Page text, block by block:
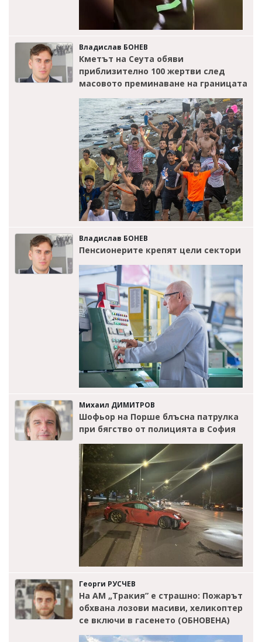
Владислав БОНЕВ
Кметът на Сеута обяви
приблизително 100 жертви след
масовото преминаване на границата
Владислав БОНЕВ
Пенсионерите крепят цели сектори
Михаил ДИМИТРОВ
Шофьор на Порше блъсна патрулка
при бягство от полицията в София
Георги РУСЧЕВ
На АМ „Тракия” е страшно: Пожарът
обхвана лозови масиви, хеликоптер
се включи в гасенето (ОБНОВЕНА)